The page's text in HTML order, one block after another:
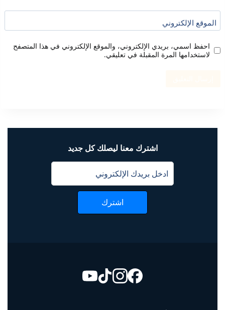
الموقع الإلكتروني
احفظ اسمي، بريدي الإلكتروني، والموقع الإلكتروني في هذا المتصفح
لاستخدامها المرة المقبلة في تعليقي.
اشترك معنا ليصلك كل جديد
اشترك